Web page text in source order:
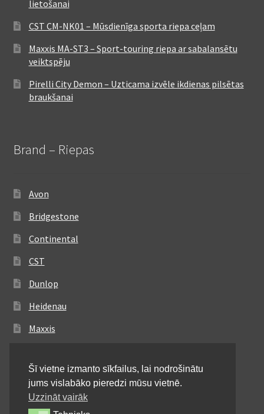
lietošanai
CST CM-NK01 – Mūsdienīga sporta riepa ceļam
Maxxis MA-ST3 – Sport-touring riepa ar sabalansētu
veiktspēju
Pirelli City Demon – Uzticama izvēle ikdienas pilsētas
braukšanai
Brand – Riepas
Avon
Bridgestone
Continental
CST
Dunlop
Heidenau
Maxxis
Michelin
Mitas
Šī vietne izmanto sīkfailus, lai nodrošinātu
jums vislabāko pieredzi mūsu vietnē.
Uzzināt vairāk